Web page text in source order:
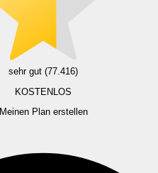
sehr gut (77.416)
KOSTENLOS
Meinen Plan erstellen